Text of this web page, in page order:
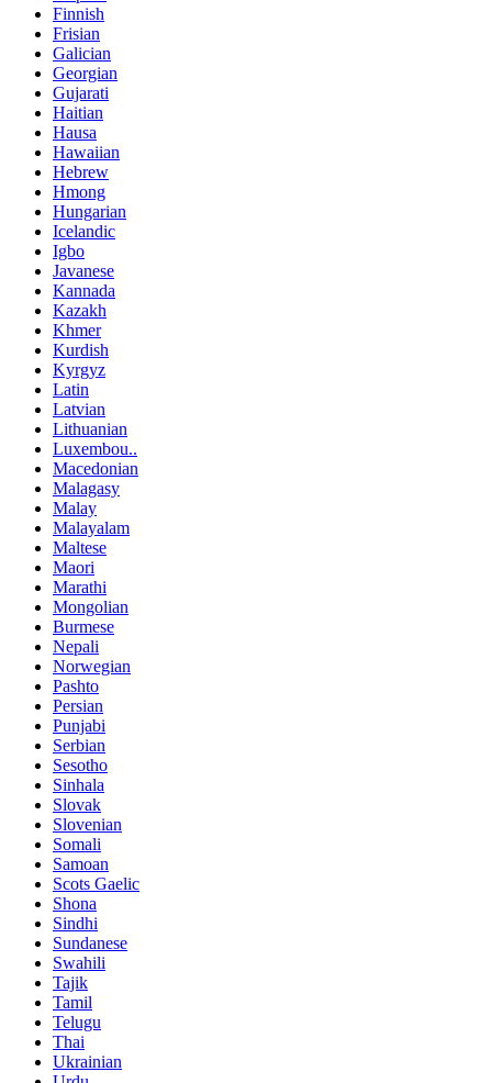
Finnish
Frisian
Galician
Georgian
Gujarati
Haitian
Hausa
Hawaiian
Hebrew
Hmong
Hungarian
Icelandic
Igbo
Javanese
Kannada
Kazakh
Khmer
Kurdish
Kyrgyz
Latin
Latvian
Lithuanian
Luxembou..
Macedonian
Malagasy
Malay
Malayalam
Maltese
Maori
Marathi
Mongolian
Burmese
Nepali
Norwegian
Pashto
Persian
Punjabi
Serbian
Sesotho
Sinhala
Slovak
Slovenian
Somali
Samoan
Scots Gaelic
Shona
Sindhi
Sundanese
Swahili
Tajik
Tamil
Telugu
Thai
Ukrainian